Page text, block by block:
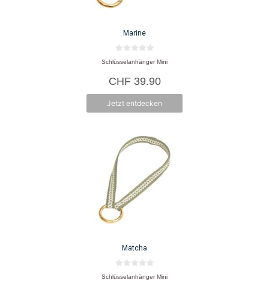
Marine
0
v
n
5
Schlüsselanhänger Mini
CHF39.90
Jetzt entdecken
Matcha
0
v
Schlüsselanhänger Mini